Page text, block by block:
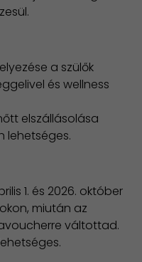
a szülők
és wellness
elszállásolása
lehetséges.
1. és 2026. október
miután az
váltottad.